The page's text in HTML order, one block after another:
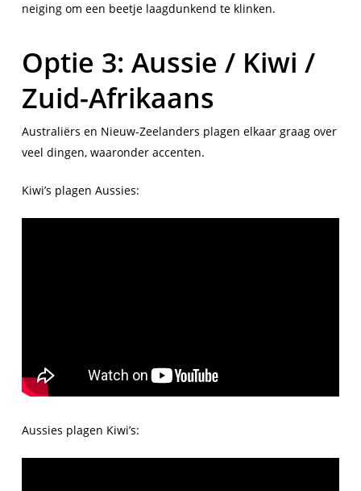
neiging om een beetje laagdunkend te klinken.
Optie 3: Aussie / Kiwi /
Zuid-Afrikaans
Australiërs en Nieuw-Zeelanders plagen elkaar graag over
veel dingen, waaronder accenten.
Kiwi’s plagen Aussies:
Aussies plagen Kiwi’s: